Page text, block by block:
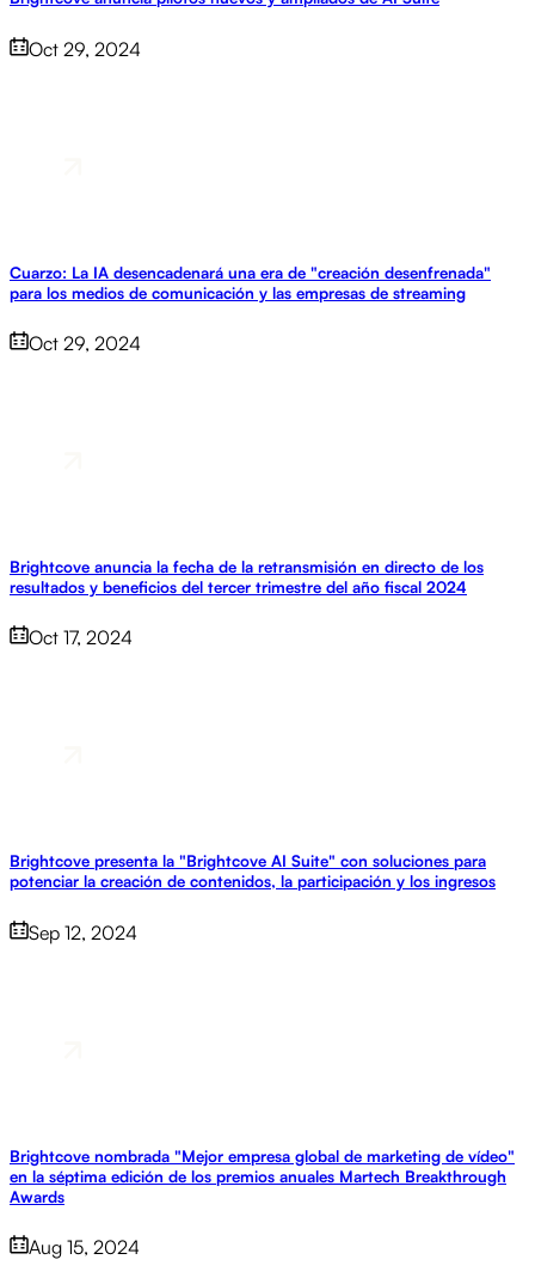
Oct 29, 2024
Cuarzo: La IA desencadenará una era de "creación desenfrenada"
para los medios de comunicación y las empresas de streaming
Oct 29, 2024
Brightcove anuncia la fecha de la retransmisión en directo de los
resultados y beneficios del tercer trimestre del año fiscal 2024
Oct 17, 2024
Brightcove presenta la "Brightcove AI Suite" con soluciones para
potenciar la creación de contenidos, la participación y los ingresos
Sep 12, 2024
Brightcove nombrada "Mejor empresa global de marketing de vídeo"
en la séptima edición de los premios anuales Martech Breakthrough
Awards
Aug 15, 2024